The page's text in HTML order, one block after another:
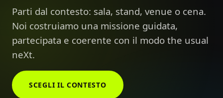
Parti dal contesto: sala, stand, venue o cena.
Noi costruiamo una missione guidata,
partecipata e coerente con il modo the usual
neXt.
SCEGLI IL CONTESTO